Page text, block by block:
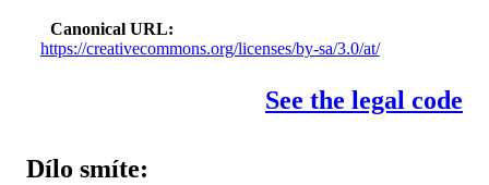
Canonical URL
https://creativecommons.org/licenses/by-sa/3.0/at/
See the legal code
Dílo smíte: